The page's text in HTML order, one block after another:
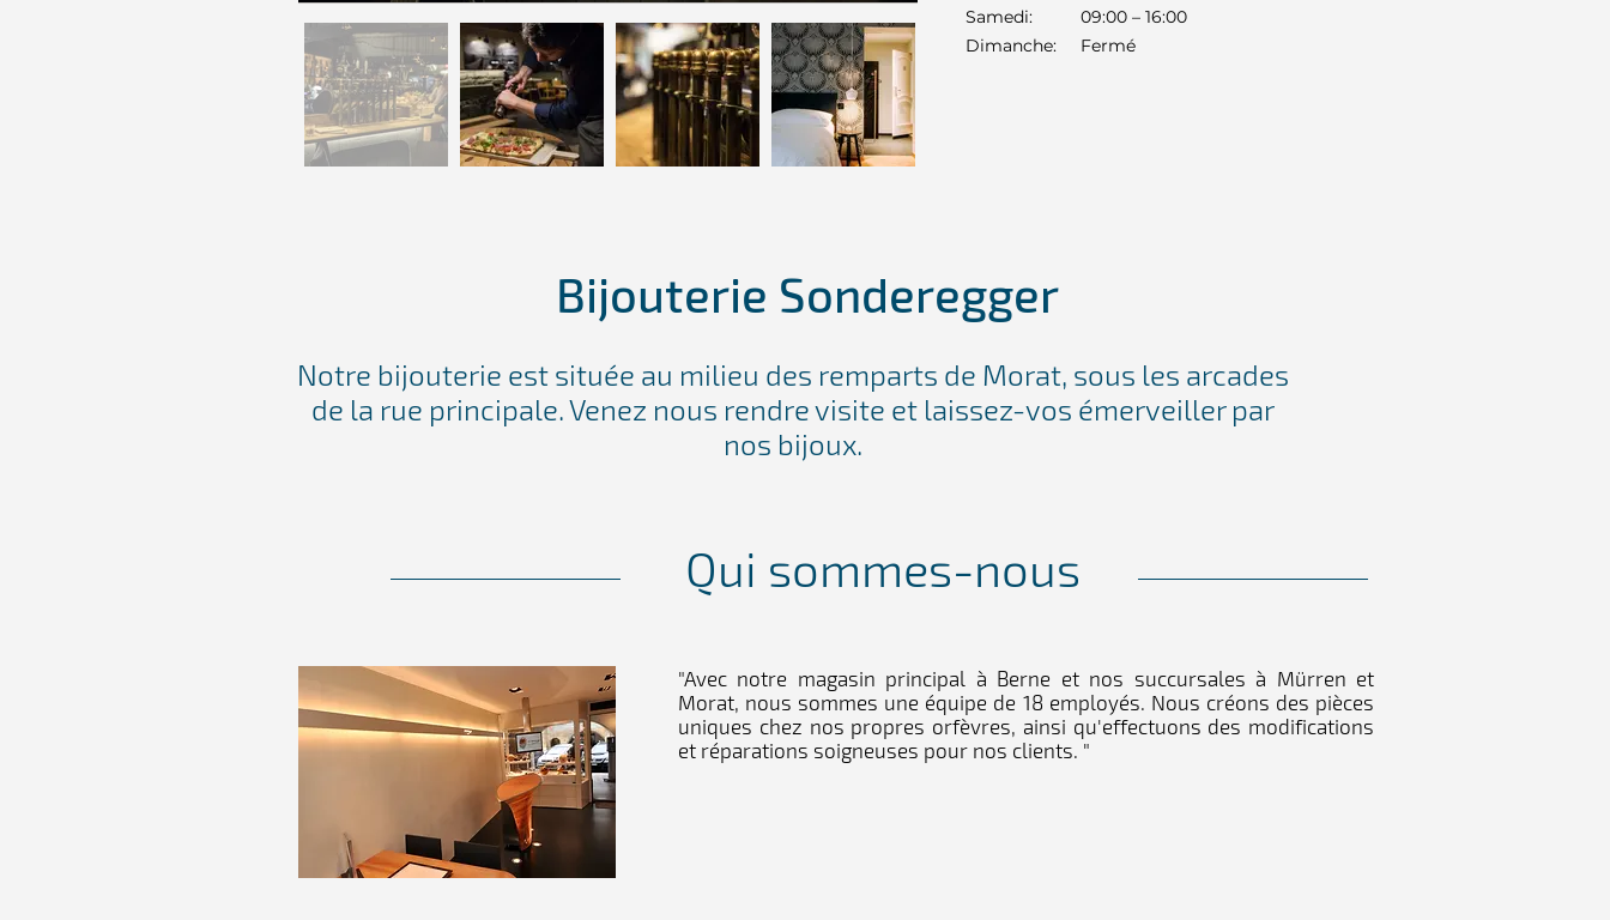
09:00 – 16:00
Fermé
Samedi:
Dimanche:
Bijouterie Sonderegger
Notre bijouterie est située au milieu des remparts de Morat, sous les arcades
de la rue principale. Venez nous rendre visite et laissez-vos émerveiller par
nos bijoux.
Qui sommes-nous
"Avec notre magasin principal à Berne et nos succursales à Mürren et
Morat, nous sommes une équipe de 18 employés. Nous créons des pièces
uniques chez nos propres orfèvres, ainsi qu'effectuons des modifications
et réparations soigneuses pour nos clients. "